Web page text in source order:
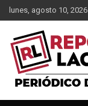
Saltar
al
contenido
lunes, agosto 10, 2026